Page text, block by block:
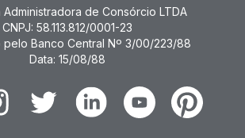
Administradora de Consórcio LTDA
CNPJ: 58.113.812/0001-23
pelo Banco Central Nº 3/00/223/88
Data: 15/08/88
Twitter LinkedinYoutubePinterest